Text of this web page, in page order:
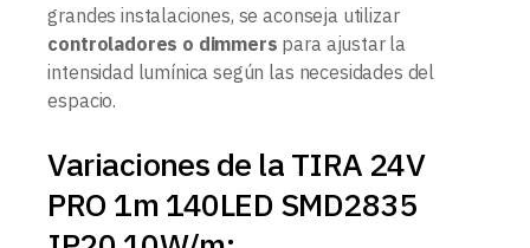
grandes instalaciones, se aconseja utilizar
controladores o dimmers para ajustar la
intensidad lumínica según las necesidades del
espacio.
Variaciones de la TIRA 24V
PRO 1m 140LED SMD2835